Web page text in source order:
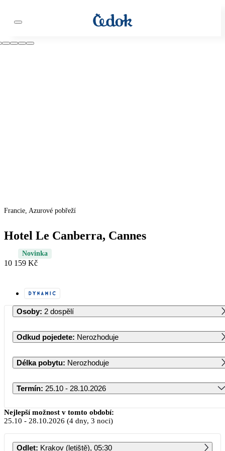
Francie, Azurové pobřeží
Hotel Le Canberra, Cannes
Novinka
10 159 Kč
Osoby: 2 dospělí
Odkud pojedete: Nerozhoduje
Délka pobytu: Nerozhoduje
Termín: 25.10 - 28.10.2026
Říjen 2026
PO ÚT ST ČT PÁ SO NE
Nejlepší možnost v tomto období:
25.10 - 28.10.2026 (4 dny, 3 noci)
Odlet: Krakov (letiště), 05:30